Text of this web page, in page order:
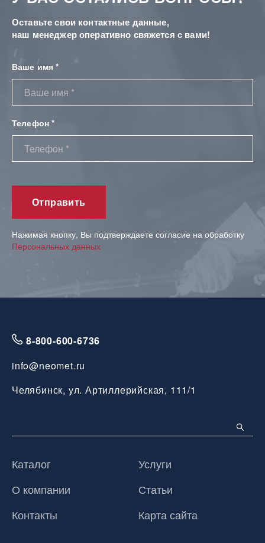
Оставьте свои контактные данные,
наш менеджер оперативно свяжется с вами!
Ваше имя *
Телефон *
Нажимая кнопку, Вы подтверждаете согласие на обработку
Персональных данных
8-800-600-6736
info@neomet.ru
Челябинск, ул. Артиллерийская, 111/1
Каталог
Услуги
О компании
Статьи
Контакты
Карта сайта